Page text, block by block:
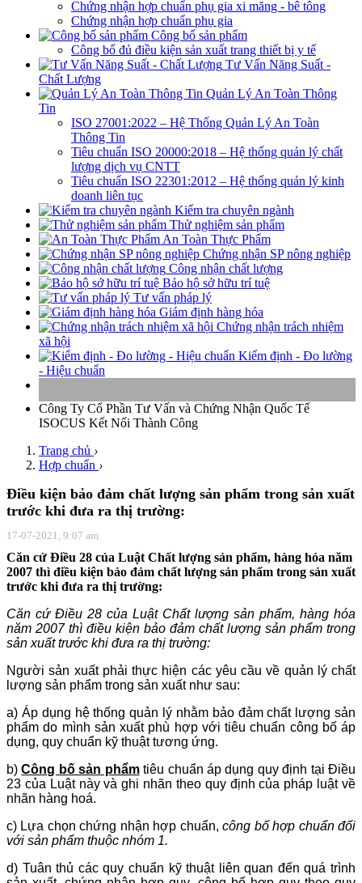
Chứng nhận hợp chuẩn phụ gia xi măng - bê tông
Chứng nhận hợp chuẩn phụ gia
Công bố sản phẩm
Công bố đủ điều kiện sản xuất trang thiết bị y tế
Tư Vấn Năng Suất -
Chất Lượng
Quản Lý An Toàn Thông
Tin
ISO 27001:2022 – Hệ Thống Quản Lý An Toàn
Thông Tin
Tiêu chuẩn ISO 20000:2018 – Hệ thống quản lý chất
lượng dịch vụ CNTT
Tiêu chuẩn ISO 22301:2012 – Hệ thống quản lý kinh
doanh liên tục
Kiểm tra chuyên ngành
Thử nghiệm sản phẩm
An Toàn Thực Phẩm
Chứng nhận SP nông nghiệp
Công nhận chất lượng
Bảo hộ sở hữu trí tuệ
Tư vấn pháp lý
Giám định hàng hóa
Chứng nhận trách nhiệm
xã hội
Kiểm định - Đo lường
- Hiệu chuẩn
Công Ty Cổ Phần Tư Vấn và Chứng Nhận Quốc Tế
ISOCUS Kết Nối Thành Công
Trang chủ ›
Hợp chuẩn ›
Điều kiện bảo đảm chất lượng sản phẩm trong sản xuất
trước khi đưa ra thị trường:
17-07-2021, 9:07 am
Căn cứ Điều 28 của Luật Chất lượng sản phẩm, hàng hóa năm
2007 thì điều kiện bảo đảm chất lượng sản phẩm trong sản xuất
trước khi đưa ra thị trường:
Căn cứ Điều 28 của Luật Chất lượng sản phẩm, hàng hóa
năm 2007 thì điều kiện bảo đảm chất lượng sản phẩm trong
sản xuất trước khi đưa ra thị trường:
Người sản xuất phải thực hiện các yêu cầu về quản lý chất
lượng sản phẩm trong sản xuất như sau:
a) Áp dụng hệ thống quản lý nhằm bảo đảm chất lượng sản
phẩm do mình sản xuất phù hợp với tiêu chuẩn công bố áp
dụng, quy chuẩn kỹ thuật tương ứng.
b)Công bố sản phẩmtiêu chuẩn áp dụng quy định tại Điều
23 của Luật này và ghi nhãn theo quy định của pháp luật về
nhãn hàng hoá.
c) Lựa chọn chứng nhận hợp chuẩn,công bố hợp chuẩn đối
với sản phẩm thuộc nhóm 1.
d) Tuân thủ các quy chuẩn kỹ thuật liên quan đến quá trình